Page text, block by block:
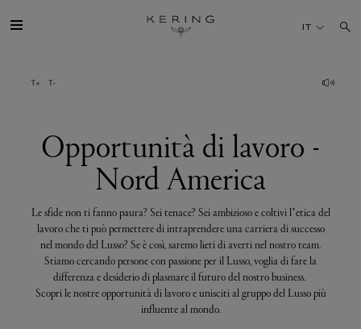
lavoro
TALENTI
SOSTENIBILITÀ
FINANCE
MEDIA
IT
Opportunità di lavoro -
Nord America
Le sfide non ti fanno paura? Sei tenace? Sei ambizioso e coltivi l’etica del
lavoro che ti può permettere di intraprendere una carriera di successo
nel mondo del Lusso? Se è così, saremo lieti di averti nel nostro team.
Stiamo cercando persone con passione per il Lusso, voglia di fare la
differenza e desiderio di plasmare il futuro del nostro business.
Scopri le nostre opportunità di lavoro e unisciti al gruppo del Lusso più
influente al mondo.